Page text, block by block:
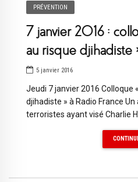
PRÉVENTION
7 janvier 2016 :
au risque djihadiste
5 janvier 2016
Jeudi 7 janvier 2016 Colloque
djihadiste » à Radio France
terroristes ayant visé Charlie